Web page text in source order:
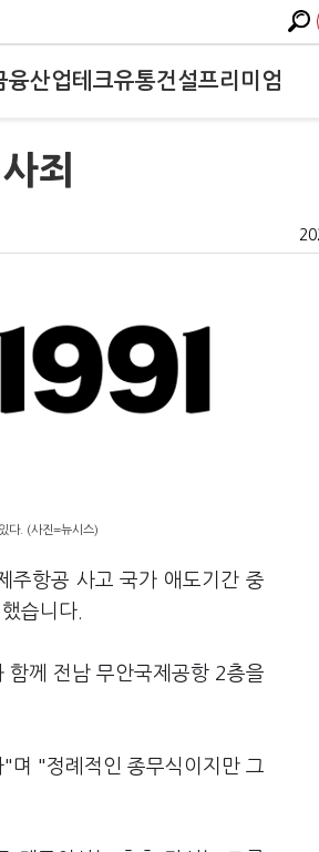
융산업테크유통건설프리미엄
죄
다. (사진=뉴시스)
주항공 사고 국가 애도기간 중
습니다.
께 전남 무안국제공항 2층을
며 "정례적인 종무식이지만 그